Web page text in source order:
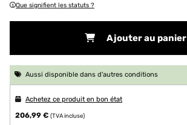
Que signifient les statuts ?
Ajouter au panier
Aussi disponible dans d'autres conditions
Achetez ce produit en bon état
206,99 € (TVA incluse)